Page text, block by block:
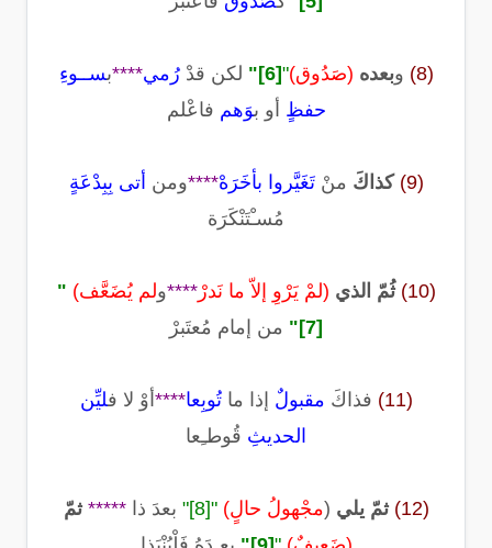
(8) وبعده (صَدُوق)"
[6]
" لكن قدْرُمي****بســوءِ
حفظٍ أو بوَهم فاعْلم
(9) كذاكَ منْتَغَيَّروا بأخَرَهْ****ومن أتى بِبِدْعَةٍ
مُسـْتَنْكَرَة
(10) ثُمّ الذي (لمْ يَرْوِ إلاّ ما نَدرْ****ولم يُضَعَّف) "
[7]
" من إمام مُعتَبرْ
(11) فذاكَ مقبولٌ إذا ما تُوبِعا**** أوْ لا فليِّن
الحديثِ قُوطـِعا
(12) ثمّ يلي (مجْهولُ حالٍ)"
[8]
" بعدَ ذا*****ثمّ